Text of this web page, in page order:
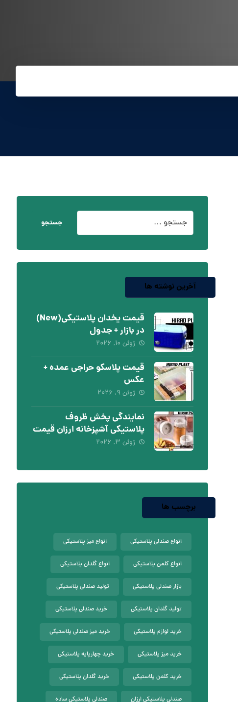
جستجو
آخرین نوشته ها
قیمت یخدان پلاستیکی(New)
در بازار + جدول
ژوئن ۱۰, ۲۰۲۶
قیمت پلاسکو حراجی عمده +
عکس
ژوئن ۹, ۲۰۲۶
نمایندگی پخش ظروف
پلاستیکی آشپزخانه ارزان قیمت
ژوئن ۳, ۲۰۲۶
برچسب ها
انواع صندلی پلاستیکی انواع میز پلاستیکی
انواع کلمن پلاستیکی انواع گلدان پلاستیکی
بازار صندلی پلاستیکی تولید صندلی پلاستیکی
تولید گلدان پلاستیکی خرید صندلی پلاستیکی
خرید لوازم پلاستیکی خرید میز صندلی پلاستیکی
خرید میز پلاستیکی خرید چهارپایه پلاستیکی
خرید کلمن پلاستیکی خرید گلدان پلاستیکی
صندلی پلاستیکی ارزان صندلی پلاستیکی ساده